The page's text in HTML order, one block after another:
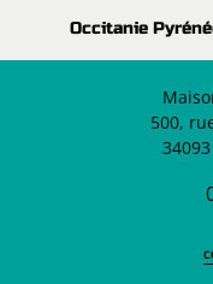
Occitanie
500,